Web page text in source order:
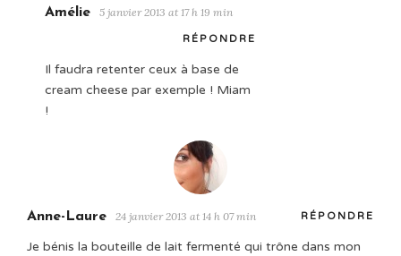
Amélie 5 janvier 2013 at 17 h 19 min
RÉPONDRE
Il faudra retenter ceux à base de
cream cheese par exemple ! Miam
!
Anne-Laure 24 janvier 2013 at 14 h 07 min RÉPONDRE
Je bénis la bouteille de lait fermenté qui trône dans mon